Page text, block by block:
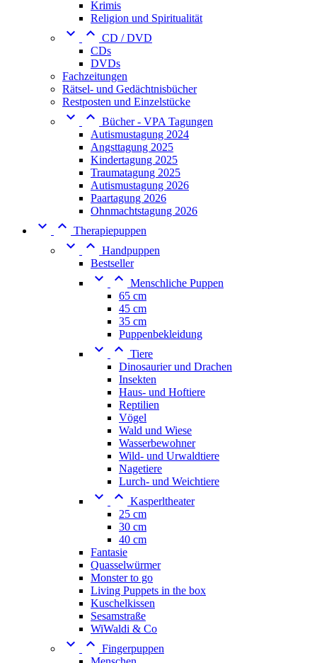
Krimis
Religion und Spiritualität
  CD / DVD
CDs
DVDs
Fachzeitungen
Rätsel- und Gedächtnisbücher
Restposten und Einzelstücke
  Bücher - VPA Tagungen
Autismustagung 2024
Angsttagung 2025
Kindertagung 2025
Traumatagung 2025
Autismustagung 2026
Paartagung 2026
Ohnmachtstagung 2026
  Therapiepuppen
  Handpuppen
Bestseller
  Menschliche Puppen
65 cm
45 cm
35 cm
Puppenbekleidung
  Tiere
Dinosaurier und Drachen
Insekten
Haus- und Hoftiere
Reptilien
Vögel
Wald und Wiese
Wasserbewohner
Wild- und Urwaldtiere
Nagetiere
Lurch- und Weichtiere
  Kasperltheater
25 cm
30 cm
40 cm
Fantasie
Quasselwürmer
Monster to go
Living Puppets in the box
Kuschelkissen
Sesamstraße
WiWaldi & Co
  Fingerpuppen